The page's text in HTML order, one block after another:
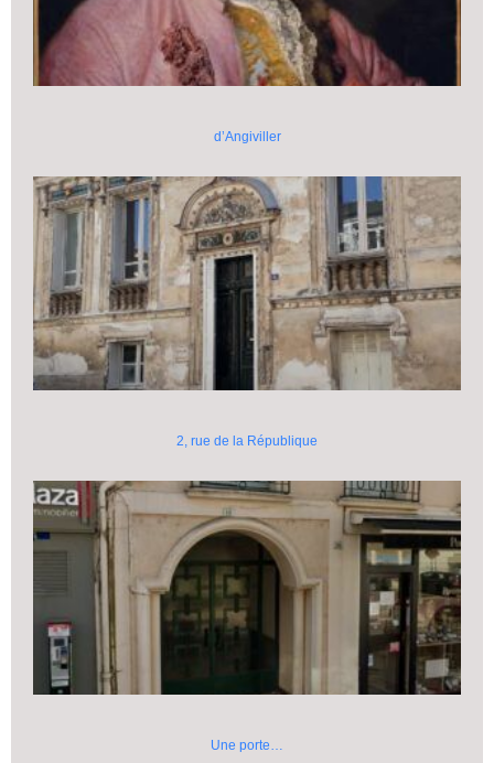
d’Angiviller
2, rue de la République
Une porte…